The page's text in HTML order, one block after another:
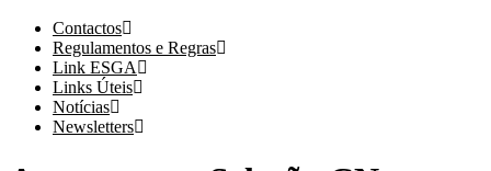
Contactos
Regulamentos e Regras
Link ESGA
Links Úteis
Notícias
Newsletters